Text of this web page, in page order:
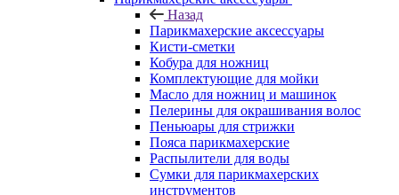
Назад
Парикмахерские аксессуары
Кисти-сметки
Кобура для ножниц
Комплектующие для мойки
Масло для ножниц и машинок
Пелерины для окрашивания волос
Пеньюары для стрижки
Пояса парикмахерские
Распылители для воды
Сумки для парикмахерских
инструментов